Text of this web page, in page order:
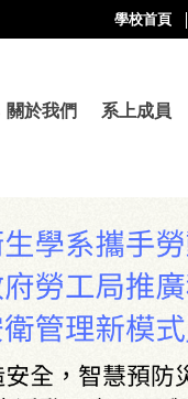
關於我們 系上成員
學校首頁